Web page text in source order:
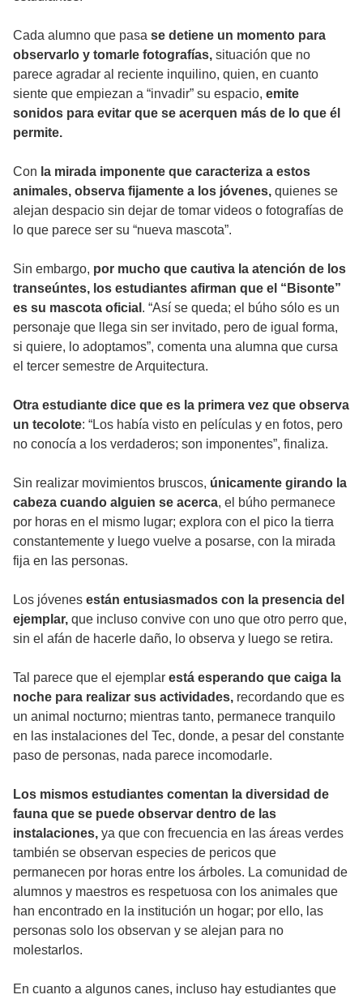
Cada alumno que pasa se detiene un momento para
observarlo y tomarle fotografías, situación que no
parece agradar al reciente inquilino, quien, en cuanto
siente que empiezan a “invadir” su espacio, emite
sonidos para evitar que se acerquen más de lo que él
permite.
Con la mirada imponente que caracteriza a estos
animales, observa fijamente a los jóvenes, quienes se
alejan despacio sin dejar de tomar videos o fotografías de
lo que parece ser su “nueva mascota”.
Sin embargo, por mucho que cautiva la atención de los
transeúntes, los estudiantes afirman que el “Bisonte”
es su mascota oficial . “Así se queda; el búho sólo es un
personaje que llega sin ser invitado, pero de igual forma,
si quiere, lo adoptamos”, comenta una alumna que cursa
el tercer semestre de Arquitectura.
Otra estudiante dice que es la primera vez que observa
un tecolote: “Los había visto en películas y en fotos, pero
no conocía a los verdaderos; son imponentes”, finaliza.
Sin realizar movimientos bruscos, únicamente girando la
cabeza cuando alguien se acerca, el búho permanece
por horas en el mismo lugar; explora con el pico la tierra
constantemente y luego vuelve a posarse, con la mirada
fija en las personas.
Los jóvenes están entusiasmados con la presencia del
ejemplar, que incluso convive con uno que otro perro que,
sin el afán de hacerle daño, lo observa y luego se retira.
Tal parece que el ejemplar está esperando que caiga la
noche para realizar sus actividades, recordando que es
un animal nocturno; mientras tanto, permanece tranquilo
en las instalaciones del Tec, donde, a pesar del constante
paso de personas, nada parece incomodarle.
Los mismos estudiantes comentan la diversidad de
fauna que se puede observar dentro de las
instalaciones, ya que con frecuencia en las áreas verdes
también se observan especies de pericos que
permanecen por horas entre los árboles. La comunidad de
alumnos y maestros es respetuosa con los animales que
han encontrado en la institución un hogar; por ello, las
personas solo los observan y se alejan para no
molestarlos.
En cuanto a algunos canes, incluso hay estudiantes que